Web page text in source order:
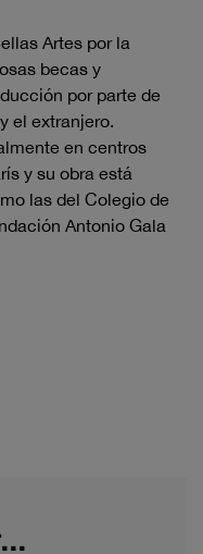
Artes por la
becas y
por parte de
el extranjero.
en centros
y su obra está
las del Colegio de
Antonio Gala